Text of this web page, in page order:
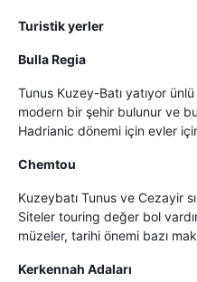
Turistik yerler
Bulla Regia
Tunus Kuzey-Batı yatıyor
modern bir şehir bulunur ve
Hadrianic dönemi için evler
Chemtou
Kuzeybatı Tunus ve Cezayir
Siteler touring değer bol
müzeler, tarihi önemi bazı
Kerkennah Adaları